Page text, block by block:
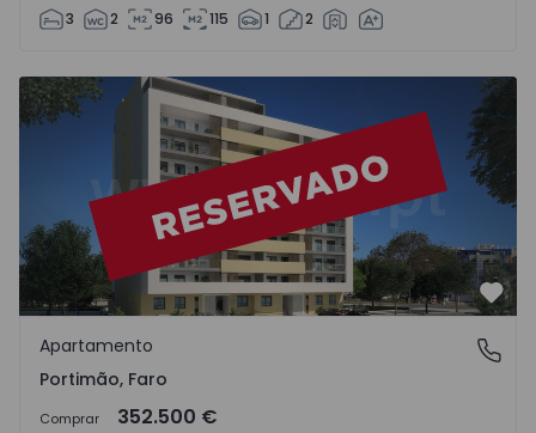
3 2 96 115 1 2
Portimão, Faro
Apartamento
Portimão, Faro
Comprar 352.500 €